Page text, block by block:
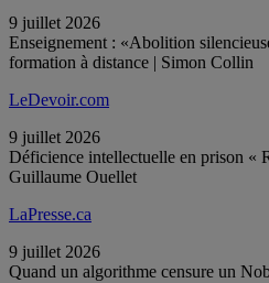
9 juillet 2026
Enseignement : «Abolition
formation à distance | Simon Collin
LeDevoir.com
9 juillet 2026
Déficience intellectuelle en prison «
Guillaume Ouellet
LaPresse.ca
9 juillet 2026
Quand un algorithme censure un